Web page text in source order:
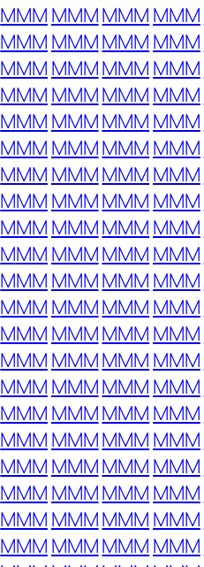
MMM MMMMMM MMM
MMM MMMMMM MMM
MMM MMMMMM MMM
MMM MMMMMM MMM
MMM MMMMMM MMM
MMM MMMMMM MMM
MMM MMMMMM MMM
MMM MMMMMM MMM
MMM MMMMMM MMM
MMM MMMMMM MMM
MMM MMMMMM MMM
MMM MMMMMM MMM
MMM MMMMMM MMM
MMM MMMMMM MMM
MMM MMMMMM MMM
MMM MMMMMM MMM
MMM MMMMMM MMM
MMM MMMMMM MMM
MMM MMMMMM MMM
MMM MMMMMM MMM
MMM MMMMMM MMM